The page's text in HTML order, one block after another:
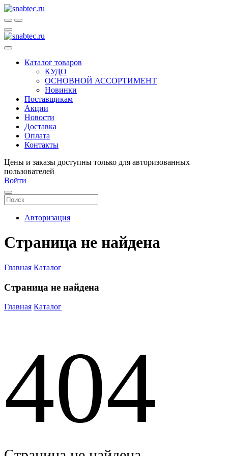
Каталог товаров
КУДО
ОСНОВНОЙ АССОРТИМЕНТ
Новинки
Поставщикам
Акции
Новости
Доставка
Оплата
Контакты
Цены и заказы доступны только для авторизованных
пользователей
Войти
Авторизация
Страница не найдена
Главная Каталог
Страница не найдена
Главная Каталог
404